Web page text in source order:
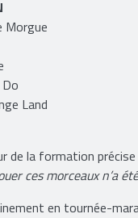
Morgue
Land
de la formation précise
ces morceaux n’a
en tournée-